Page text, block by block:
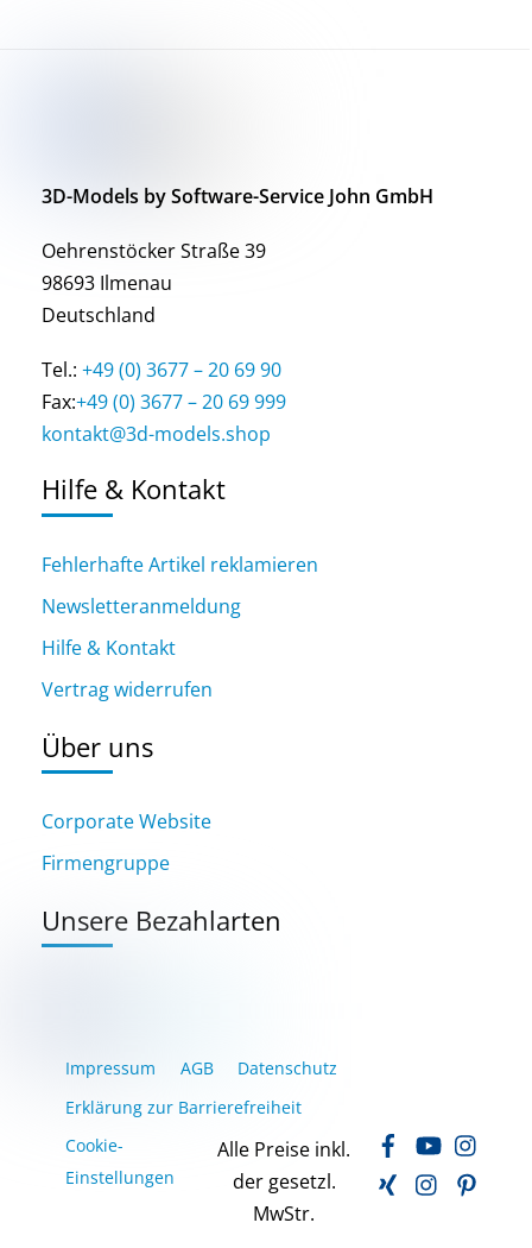
3D-Models by Software-Service John GmbH
Oehrenstöcker Straße 39
98693 Ilmenau
Deutschland
Tel.: +49 (0) 3677 – 20 69 90
Fax:+49 (0) 3677 – 20 69 999
kontakt@3d-models.shop
Hilfe & Kontakt
Fehlerhafte Artikel reklamieren
Newsletteranmeldung
Hilfe & Kontakt
Vertrag widerrufen
Über uns
Corporate Website
Firmengruppe
Unsere Bezahlarten
Impressum AGB
Datenschutz
Erklärung zur Barrierefreiheit
Cookie-
Einstellungen
Alle Preise inkl.
der gesetzl.
MwStr.
FacebookYouTube
Xing
LinkedIn